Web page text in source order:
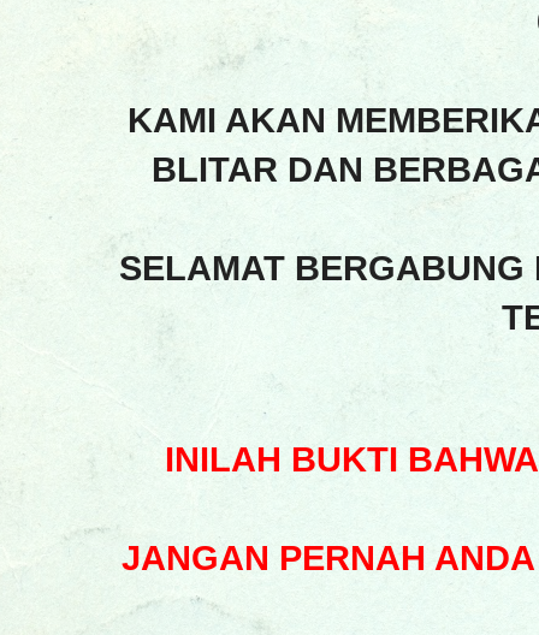
KAMI AKAN
BLITAR DAN
SELAMAT
INILAH BUKTI
JANGAN PERNAH